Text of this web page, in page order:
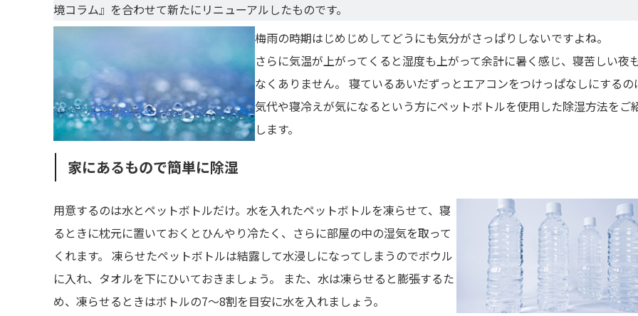
境コラム』を合わせて新たにリニューアルしたものです。
梅雨の時期はじめじめしてどうにも気分がさっぱりしないですよね。
さらに気温が上がってくると湿度も上がって余計に暑く感じ、寝苦しい夜
なくありません。 寝ているあいだずっとエアコンをつけっぱなしにするの
気代や寝冷えが気になるという方にペットボトルを使用した除湿方法をご
します。
家にあるもので簡単に除湿
用意するのは水とペットボトルだけ。水を入れたペットボトルを凍らせて、寝
るときに枕元に置いておくとひんやり冷たく、さらに部屋の中の湿気を取って
くれます。 凍らせたペットボトルは結露して水浸しになってしまうのでボウル
に入れ、タオルを下にひいておきましょう。 また、水は凍らせると膨張するた
め、凍らせるときはボトルの7～8割を目安に水を入れましょう。